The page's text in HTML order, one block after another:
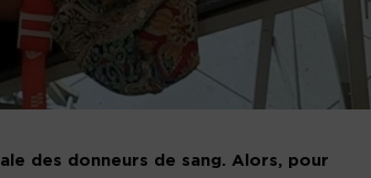
des donneurs de sang. Alors, pour